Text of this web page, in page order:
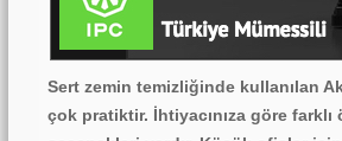
Sert zemin temizliğinde kullanılan
çok pratiktir. İhtiyacınıza göre